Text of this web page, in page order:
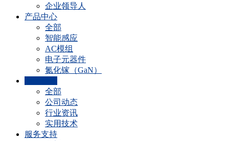
企业领导人
产品中心
全部
智能感应
AC模组
电子元器件
氮化镓（GaN）
全部
公司动态
行业资讯
实用技术
服务支持